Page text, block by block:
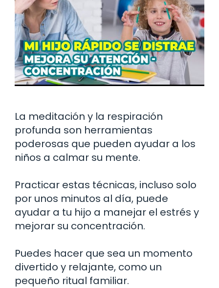
La meditación y la respiración
profunda son herramientas
poderosas que pueden ayudar a los
niños a calmar su mente.
Practicar estas técnicas, incluso solo
por unos minutos al día, puede
ayudar a tu hijo a manejar el estrés y
mejorar su concentración.
Puedes hacer que sea un momento
divertido y relajante, como un
pequeño ritual familiar.